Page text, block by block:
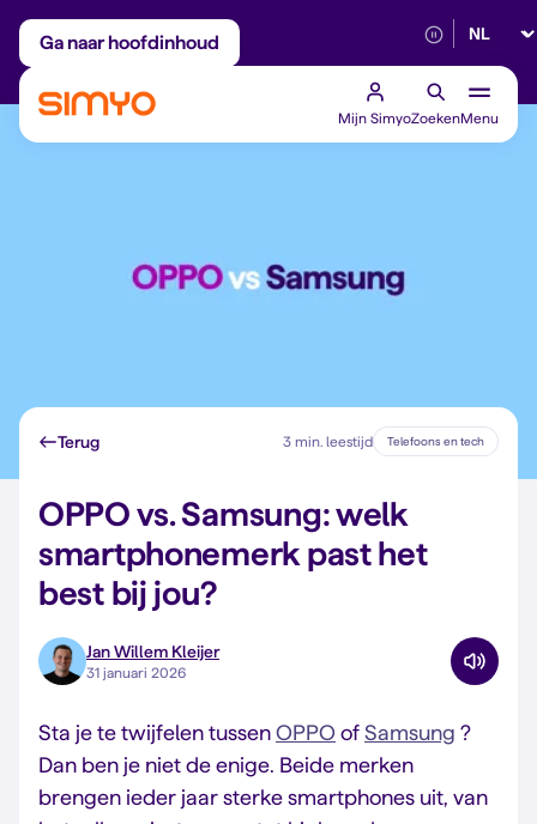
Ga naar hoofdinhoud
Maandelijks aanpasbaar Betrouwbaar
Mijn SimyoZoekenMenu
Terug 3 min. leestijd Telefoons en tech
OPPO vs. Samsung: welk
smartphone­merk past het
best bij jou?
Jan Willem Kleijer
31 januari 2026
Sta je te twijfelen tussen OPPO of Samsung ?
Dan ben je niet de enige. Beide merken
brengen ieder jaar sterke smartphones uit, van